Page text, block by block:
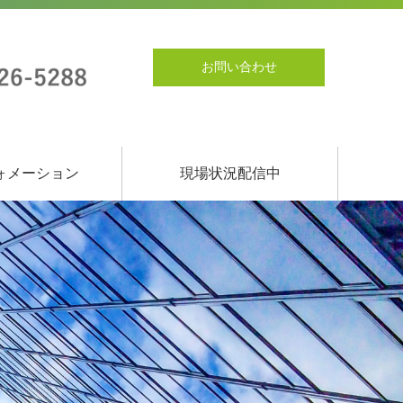
お問い合わせ
メーション 現場状況配信中